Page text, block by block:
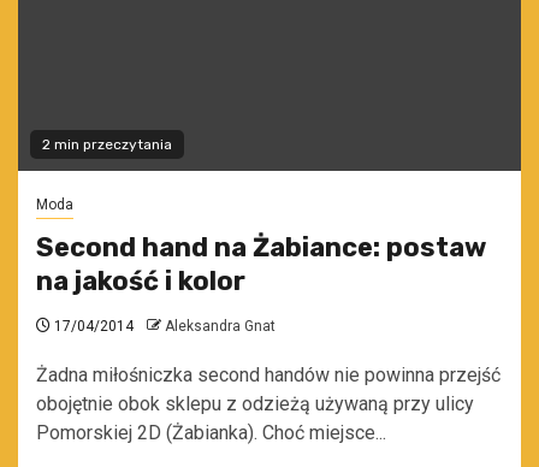
2 min przeczytania
Moda
Second hand na Żabiance: postaw
na jakość i kolor
17/04/2014 Aleksandra Gnat
Żadna miłośniczka second handów nie powinna przejść
obojętnie obok sklepu z odzieżą używaną przy ulicy
Pomorskiej 2D (Żabianka). Choć miejsce...